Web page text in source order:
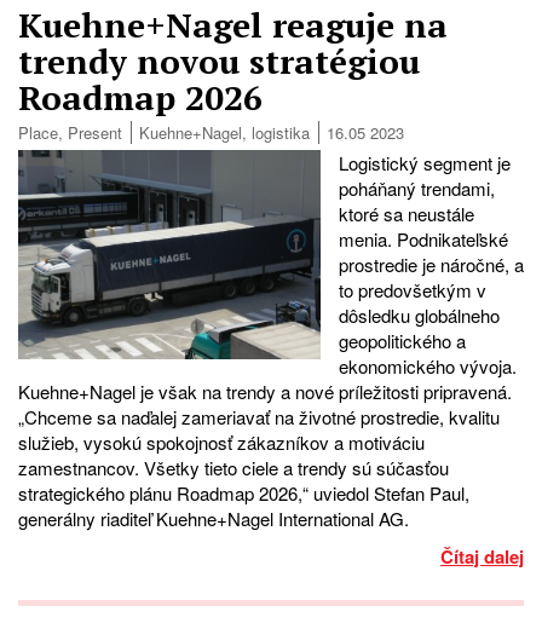
Kuehne+Nagel reaguje na
trendy novou stratégiou
Roadmap 2026
Place, Present Kuehne+Nagel, logistika 16.05 2023
Logistický segment je
poháňaný trendami,
ktoré sa neustále
menia. Podnikateľské
prostredie je náročné, a
to predovšetkým v
dôsledku globálneho
geopolitického a
ekonomického vývoja.
Kuehne+Nagel je však na trendy a nové príležitosti pripravená.
„Chceme sa naďalej zameriavať na životné prostredie, kvalitu
služieb, vysokú spokojnosť zákazníkov a motiváciu
zamestnancov. Všetky tieto ciele a trendy sú súčasťou
strategického plánu Roadmap 2026,“ uviedol Stefan Paul,
generálny riaditeľ Kuehne+Nagel International AG.
Čítaj dalej